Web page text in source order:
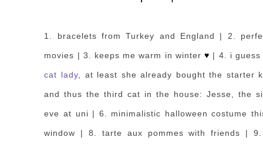
1. bracelets from Turkey and England | 2.
movies | 3. keeps me warm in winter ♥ | 4. i
cat lady , at least she already boughtthe starter
and thus thethird cat in the house: Jesse, the
eve at uni | 6. minimalistic halloween costume
window | 8. tarte aux pommes with friends | 9.